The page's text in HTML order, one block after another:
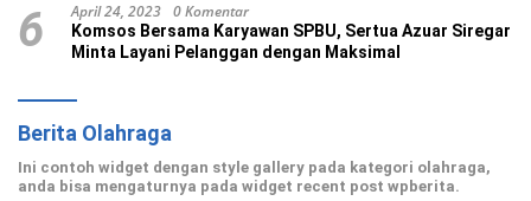
6 April 24, 2023 0 Komentar
Komsos Bersama Karyawan SPBU, Sertua Azuar Siregar
Minta Layani Pelanggan dengan Maksimal
Berita Olahraga
Ini contoh widget dengan style gallery pada kategori olahraga,
anda bisa mengaturnya pada widget recent post wpberita.